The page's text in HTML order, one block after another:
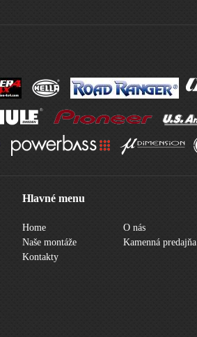
Hlavné menu
Home
O nás
Naše montáže
Kamenná predajňa
Kontakty